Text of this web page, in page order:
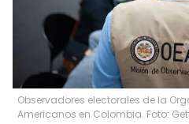
Observadores electorales de la
Americanos en Colombia. Foto: